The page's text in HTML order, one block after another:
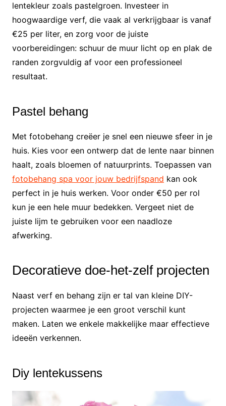
lentekleur zoals pastelgroen. Investeer in
hoogwaardige verf, die vaak al verkrijgbaar is vanaf
€25 per liter, en zorg voor de juiste
voorbereidingen: schuur de muur licht op en plak de
randen zorgvuldig af voor een professioneel
resultaat.
Pastel behang
Met fotobehang creëer je snel een nieuwe sfeer in je
huis. Kies voor een ontwerp dat de lente naar binnen
haalt, zoals bloemen of natuurprints. Toepassen van
fotobehang spa voor jouw bedrijfspand kan ook
perfect in je huis werken. Voor onder €50 per rol
kun je een hele muur bedekken. Vergeet niet de
juiste lijm te gebruiken voor een naadloze
afwerking.
Decoratieve doe-het-zelf projecten
Naast verf en behang zijn er tal van kleine DIY-
projecten waarmee je een groot verschil kunt
maken. Laten we enkele makkelijke maar effectieve
ideeën verkennen.
Diy lentekussens